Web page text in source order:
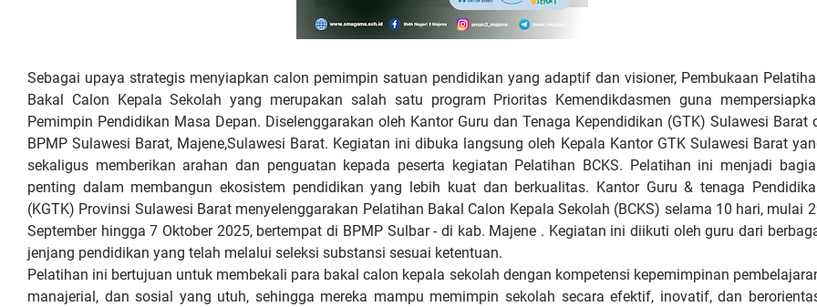
Sebagai upaya strategis menyiapkan calon pemimpin satuan pendidikan yang adaptif dan visioner, Pembukaan
Bakal Calon Kepala Sekolah yang merupakan salah satu program Prioritas Kemendikdasmen guna
Pemimpin Pendidikan Masa Depan. Diselenggarakan oleh Kantor Guru dan Tenaga Kependidikan (GTK) Sulawesi Barat
BPMP Sulawesi Barat, Majene,Sulawesi Barat. Kegiatan ini dibuka langsung oleh Kepala Kantor GTK Sulawesi Barat
sekaligus memberikan arahan dan penguatan kepada peserta kegiatan Pelatihan BCKS. Pelatihan ini menjadi
penting dalam membangun ekosistem pendidikan yang lebih kuat dan berkualitas. Kantor Guru & tenaga
(KGTK) Provinsi Sulawesi Barat menyelenggarakan Pelatihan Bakal Calon Kepala Sekolah (BCKS) selama 10 hari, mulai
September hingga 7 Oktober 2025, bertempat di BPMP Sulbar - di kab. Majene . Kegiatan ini diikuti oleh guru dari
jenjang pendidikan yang telah melalui seleksi substansi sesuai ketentuan.
Pelatihan ini bertujuan untuk membekali para bakal calon kepala sekolah dengan kompetensi kepemimpinan
manajerial, dan sosial yang utuh, sehingga mereka mampu memimpin sekolah secara efektif, inovatif, dan